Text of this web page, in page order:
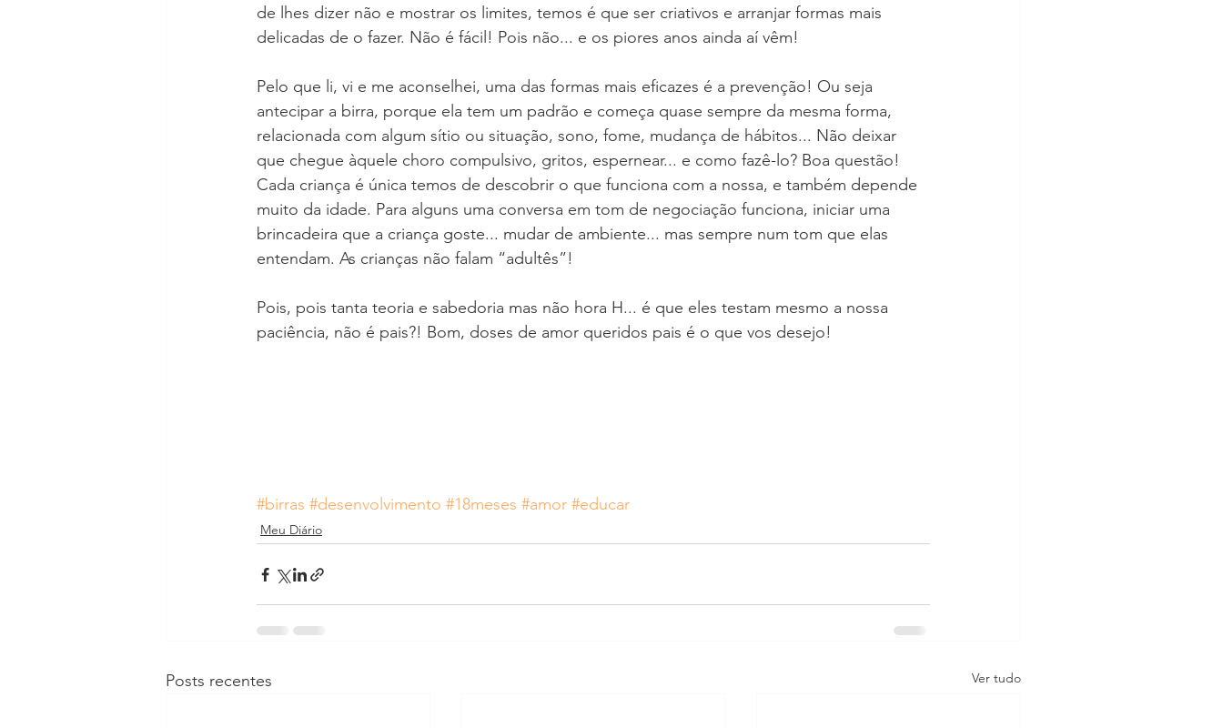
de lhes dizer não e mostrar os limites, temos é que ser criativos e arranjar formas mais
delicadas de o fazer. Não é fácil! Pois não... e os piores anos ainda aí vêm!
Pelo que li, vi e me aconselhei, uma das formas mais eficazes é a prevenção! Ou seja
antecipar a birra, porque ela tem um padrão e começa quase sempre da mesma forma,
relacionada com algum sítio ou situação, sono, fome, mudança de hábitos... Não deixar
que chegue àquele choro compulsivo, gritos, espernear... e como fazê-lo? Boa questão!
Cada criança é única temos de descobrir o que funciona com a nossa, e também depende
muito da idade. Para alguns uma conversa em tom de negociação funciona, iniciar uma
brincadeira que a criança goste... mudar de ambiente... mas sempre num tom que elas
entendam. As crianças não falam “adultês”!
Pois, pois tanta teoria e sabedoria mas não hora H... é que eles testam mesmo a nossa
paciência, não é pais?! Bom, doses de amor queridos pais é o que vos desejo!
#birras #desenvolvimento #18meses #amor #educar
Meu Diário
Posts recentes Ver tudo